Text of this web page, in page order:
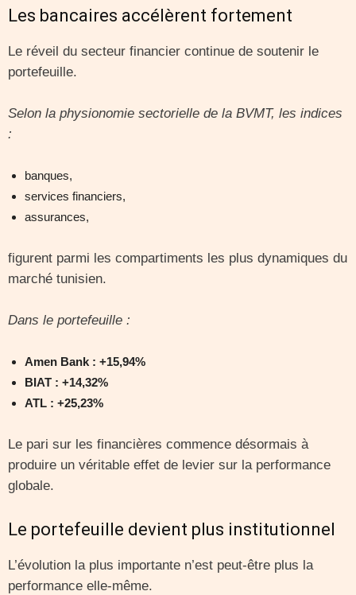
Les bancaires accélèrent fortement
Le réveil du secteur financier continue de soutenir le
portefeuille.
Selon la physionomie sectorielle de la BVMT, les indices
:
banques,
services financiers,
assurances,
figurent parmi les compartiments les plus dynamiques du
marché tunisien.
Dans le portefeuille :
Amen Bank : +15,94%
BIAT : +14,32%
ATL : +25,23%
Le pari sur les financières commence désormais à
produire un véritable effet de levier sur la performance
globale.
Le portefeuille devient plus institutionnel
L’évolution la plus importante n’est peut-être plus la
performance elle-même.